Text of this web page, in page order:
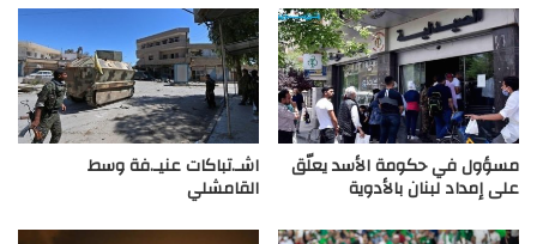
مسؤول في حكومة الأسد يعلّق
على إمداد لبنان بالأدوية
اشـ.تباكات عنيـ.فة وسط
القامشلي